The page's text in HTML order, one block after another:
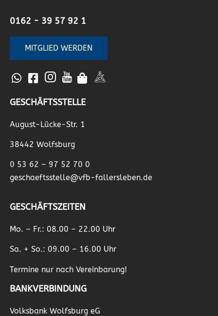
0162 - 39 57 92 1
MITGLIED WERDEN
GESCHÄFTSSTELLE
August-Lücke-Str. 1
38442 Wolfsburg
0 53 62 – 97 52 70 0
geschaeftsstelle@vfb-fallersleben.de
GESCHÄFTSZEITEN
Mo. – Fr.: 08.00 – 22.00 Uhr
Sa. + So.: 09.00 – 16.00 Uhr
Termine nur nach Vereinbarung!
BANKVERBINDUNG
Volksbank Wolfsburg eG